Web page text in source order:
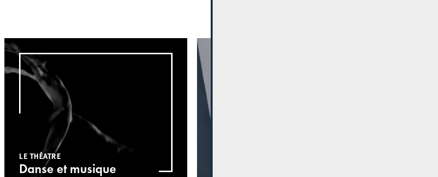
LE THÉATRE
Danse et musique